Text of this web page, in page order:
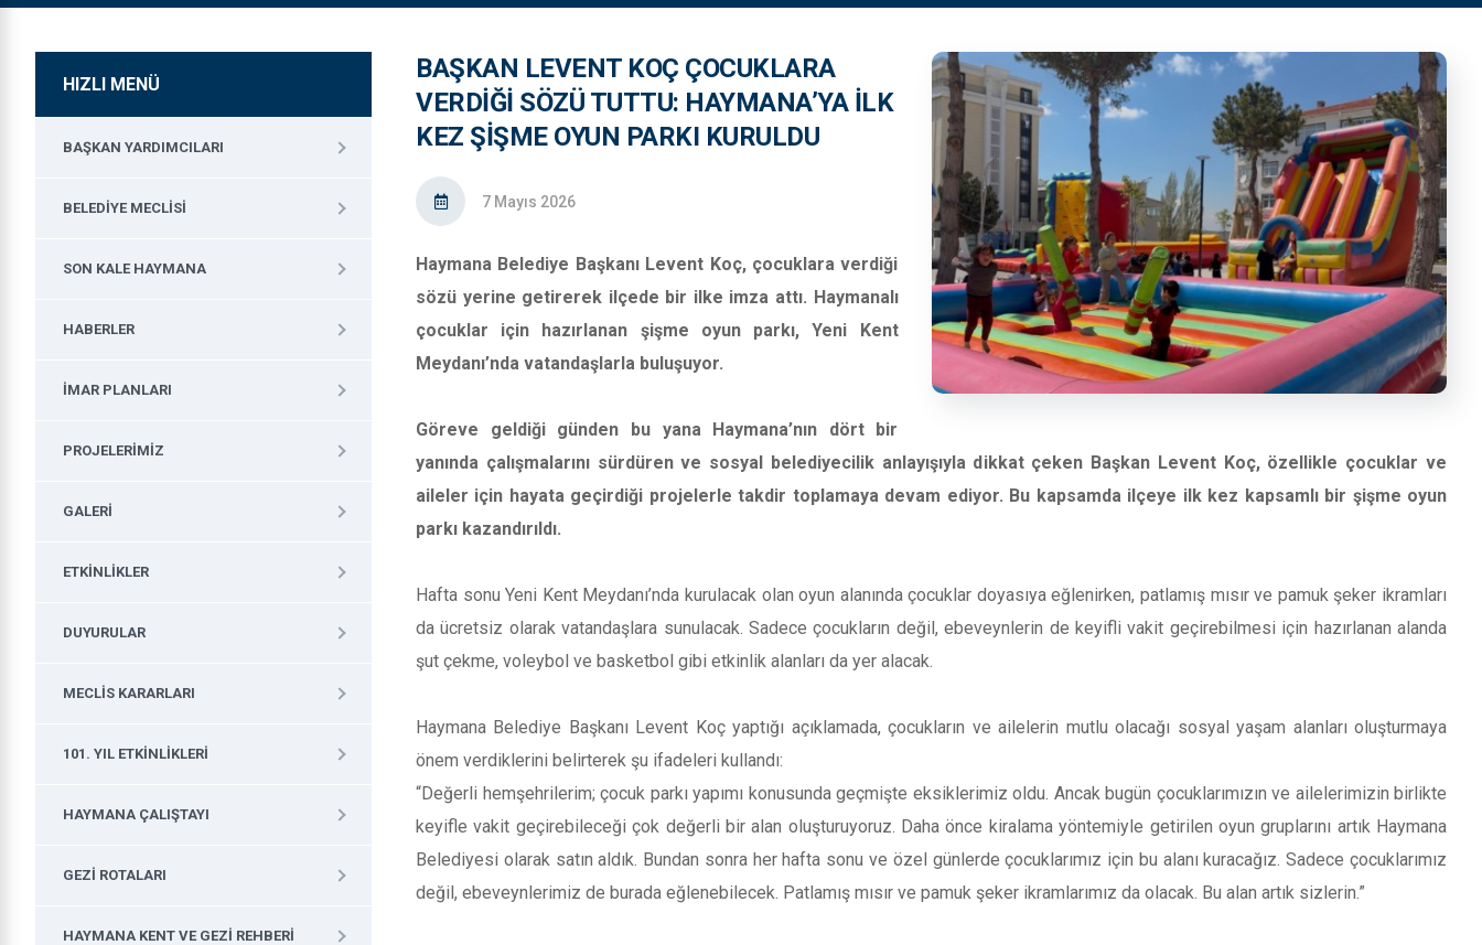
BAŞKAN LEVENT KOÇ ÇOCUKLARA
VERDIĞI SÖZÜ TUTTU: HAYMANA’YA İLK
KEZ ŞIŞME OYUN PARKI KURULDU
7 Mayıs 2026
Haymana Belediye Başkanı Levent Koç, çocuklara verdiği
sözü yerine getirerek ilçede bir ilke imza attı. Haymanalı
çocuklar için hazırlanan şişme oyun parkı, Yeni Kent
Meydanı’nda vatandaşlarla buluşuyor.
Göreve geldiği günden bu yana Haymana’nın dört bir
yanında çalışmalarını sürdüren ve sosyal belediyecilik anlayışıyla dikkat çeken Başkan Levent Koç, özellikle çocuklar ve
aileler için hayata geçirdiği projelerle takdir toplamaya devam ediyor. Bu kapsamda ilçeye ilk kez kapsamlı bir şişme oyun
parkı kazandırıldı.
Hafta sonu Yeni Kent Meydanı’nda kurulacak olan oyun alanında çocuklar doyasıya eğlenirken, patlamış mısır ve pamuk şeker ikramları
da ücretsiz olarak vatandaşlara sunulacak. Sadece çocukların değil, ebeveynlerin de keyifli vakit geçirebilmesi için hazırlanan alanda
şut çekme, voleybol ve basketbol gibi etkinlik alanları da yer alacak.
Haymana Belediye Başkanı Levent Koç yaptığı açıklamada, çocukların ve ailelerin mutlu olacağı sosyal yaşam alanları oluşturmaya
önem verdiklerini belirterek şu ifadeleri kullandı:
“Değerli hemşehrilerim; çocuk parkı yapımı konusunda geçmişte eksiklerimiz oldu. Ancak bugün çocuklarımızın ve ailelerimizin birlikte
keyifle vakit geçirebileceği çok değerli bir alan oluşturuyoruz. Daha önce kiralama yöntemiyle getirilen oyun gruplarını artık Haymana
Belediyesi olarak satın aldık. Bundan sonra her hafta sonu ve özel günlerde çocuklarımız için bu alanı kuracağız. Sadece çocuklarımız
değil, ebeveynlerimiz de burada eğlenebilecek. Patlamış mısır ve pamuk şeker ikramlarımız da olacak. Bu alan artık sizlerin.”
HIZLI MENÜ
BAŞKAN YARDIMCILARI
BELEDIYE MECLISI
SON KALE HAYMANA
HABERLER
İMAR PLANLARI
PROJELERIMIZ
GALERI
ETKINLIKLER
DUYURULAR
MECLIS KARARLARI
101. YIL ETKINLIKLERI
HAYMANA ÇALIŞTAYI
GEZI ROTALARI
HAYMANA KENT VE GEZI REHBERI